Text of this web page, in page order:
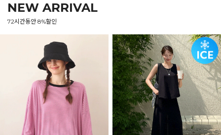
NEW ARRIVAL
72시간동안 8%할인